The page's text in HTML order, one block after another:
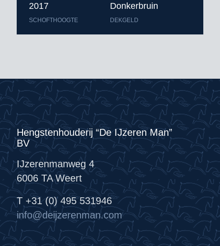
2017
SCHOFTHOOGTE
Donkerbruin
DEKGELD
Hengstenhouderij “De IJzeren Man”
BV
IJzerenmanweg 4
6006 TA Weert
T +31 (0) 495 531946
info@deijzerenman.com